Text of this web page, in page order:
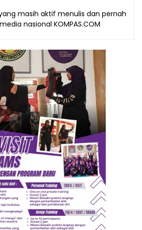
masih aktif menulis dan pernah
nasional KOMPAS.COM